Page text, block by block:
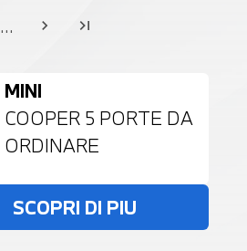
... chevron_right last_page
MINI
COOPER 5 PORTE DA
ORDINARE
SCOPRI DI PIU